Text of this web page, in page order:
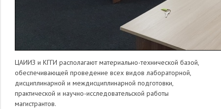
ЦАИИЗ и КГГИ располагают материально-технической базой,
обеспечивающей проведение всех видов лабораторной,
дисциплинарной и междисциплинарной подготовки,
практической и научно-исследовательской работы
магистрантов.